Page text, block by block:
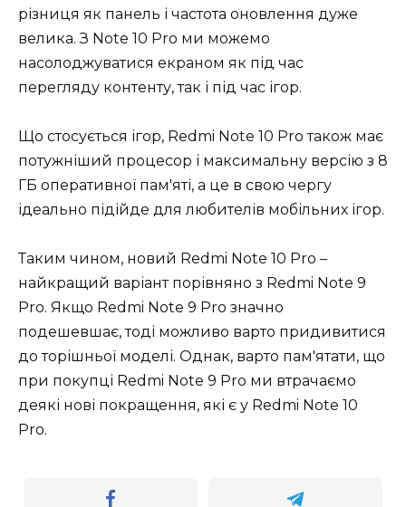
різниця як панель і частота оновлення дуже
велика. З Note 10 Pro ми можемо
насолоджуватися екраном як під час
перегляду контенту, так і під час ігор.
Що стосується ігор, Redmi Note 10 Pro також має
потужніший процесор і максимальну версію з 8
ГБ оперативної пам'яті, а це в свою чергу
ідеально підійде для любителів мобільних ігор.
Таким чином, новий Redmi Note 10 Pro –
найкращий варіант порівняно з Redmi Note 9
Pro. Якщо Redmi Note 9 Pro значно
подешевшає, тоді можливо варто придивитися
до торішньої моделі. Однак, варто пам'ятати, що
при покупці Redmi Note 9 Pro ми втрачаємо
деякі нові покращення, які є у Redmi Note 10
Pro.